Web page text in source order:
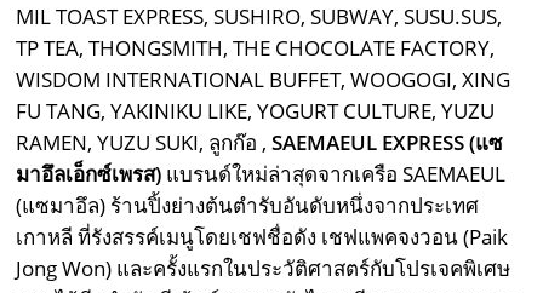
MIL TOAST EXPRESS, SUSHIRO, SUBWAY, SUSU.SUS,
TP TEA, THONGSMITH, THE CHOCOLATE FACTORY,
WISDOM INTERNATIONAL BUFFET, WOOGOGI, XING
FU TANG, YAKINIKU LIKE, YOGURT CULTURE, YUZU
RAMEN, YUZU SUKI, ลูกก๊อ ,SAEMAEUL EXPRESS (แซ
มาอึลเอ็กซ์เพรส) แบรนด์ใหม่ล่าสุดจากเครือ SAEMAEUL
(แซมาอึล) ร้านปิ้งย่างต้นตำรับอันดับหนึ่งจากประเทศ
เกาหลี ที่รังสรรค์เมนูโดยเชฟชื่อดัง เชฟแพคจงวอน (Paik
Jong Won) และครั้งแรกในประวัติศาสตร์กับโปรเจคพิเศษ